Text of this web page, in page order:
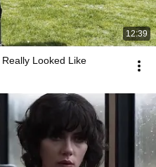
12:39
Looked Like